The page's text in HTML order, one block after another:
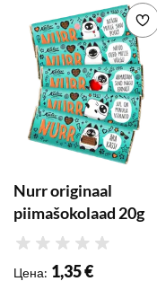
Nurr originaal
piimašokolaad 20g
Рейтинг
Цена: 1,35 €